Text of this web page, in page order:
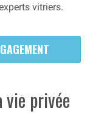
vitriers.
privée